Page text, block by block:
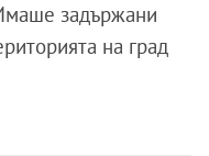
задържани
на град